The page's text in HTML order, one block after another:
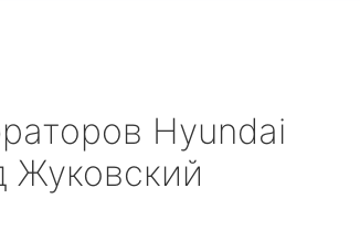
Hyundai
Жуковский